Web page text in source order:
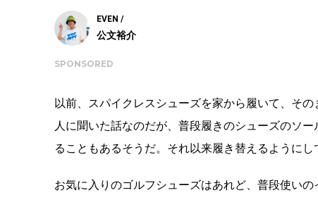
EVEN /
公文裕介
SPONSORED
以前、スパイクレスシューズを家から履いて、そ
人に聞いた話なのだが、普段履きのシューズのソ
ることもあるそうだ。それ以来履き替えるようにし
お気に入りのゴルフシューズはあれど、普段使い